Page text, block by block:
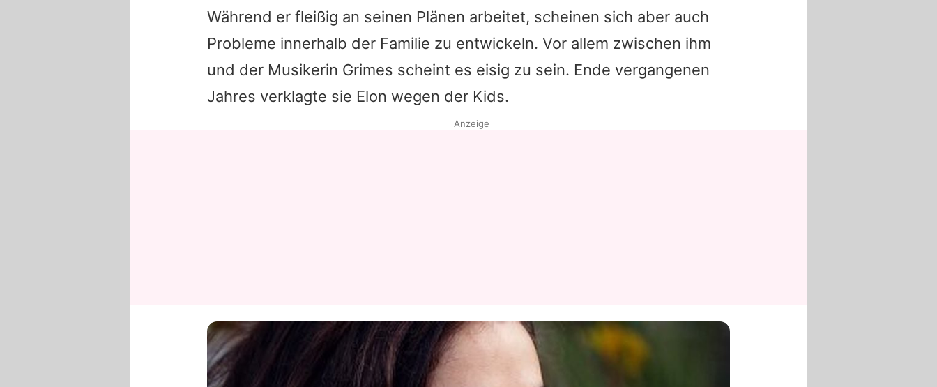
Während er fleißig an seinen Plänen arbeitet, scheinen sich aber auch
Probleme innerhalb der Familie zu entwickeln. Vor allem zwischen ihm
und der Musikerin Grimes scheint es eisig zu sein. Ende vergangenen
Jahres verklagte sie Elon wegen der Kids.
Anzeige